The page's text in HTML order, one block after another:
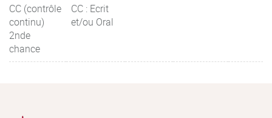
CC (contrôle
continu)
2nde
chance
CC : Ecrit
et/ou Oral